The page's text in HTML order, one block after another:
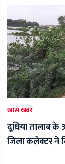
खास खबर
दूधिया तालाब के
जिला कलेक्टर ने